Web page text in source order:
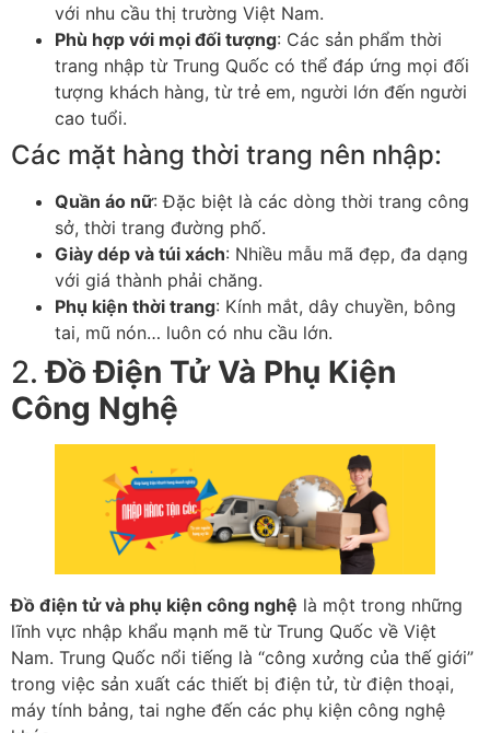
với nhu cầu thị trường Việt Nam.
Phù hợp với mọi đối tượng: Các sản phẩm thời
trang nhập từ Trung Quốc có thể đáp ứng mọi đối
tượng khách hàng, từ trẻ em, người lớn đến người
cao tuổi.
Các mặt hàng thời trang nên nhập:
Quần áo nữ: Đặc biệt là các dòng thời trang công
sở, thời trang đường phố.
Giày dép và túi xách: Nhiều mẫu mã đẹp, đa dạng
với giá thành phải chăng.
Phụ kiện thời trang: Kính mắt, dây chuyền, bông
tai, mũ nón… luôn có nhu cầu lớn.
2.Đồ Điện Tử Và Phụ Kiện
Công Nghệ
Đồ điện tử và phụ kiện công nghệ là một trong những
lĩnh vực nhập khẩu mạnh mẽ từ Trung Quốc về Việt
Nam. Trung Quốc nổi tiếng là “công xưởng của thế giới”
trong việc sản xuất các thiết bị điện tử, từ điện thoại,
máy tính bảng, tai nghe đến các phụ kiện công nghệ